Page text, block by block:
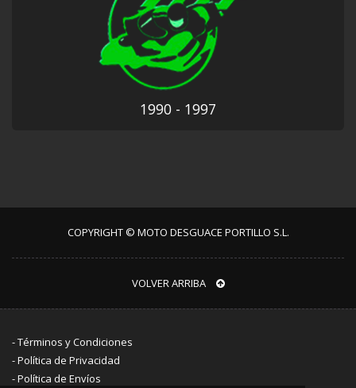
1990 - 1997
COPYRIGHT © MOTO DESGUACE PORTILLO S.L.
VOLVER ARRIBA
-Términos y Condiciones
-Política de Privacidad
-Política de Envíos